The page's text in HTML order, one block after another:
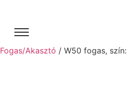
Fogas/Akasztó / W50 fogas, szín: